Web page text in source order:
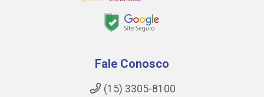
Fale Conosco
(15) 3305-8100